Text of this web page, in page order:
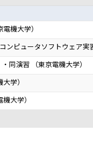
機大学）
ンピュータソフトウェア実
同演習 （東京電機大学）
学）
大学）